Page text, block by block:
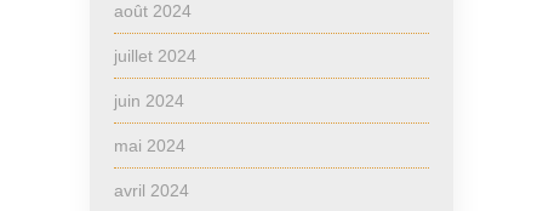
août 2024
juillet 2024
juin 2024
mai 2024
avril 2024